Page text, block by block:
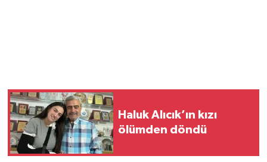
Haluk Alıcık’ın kızı
ölümden döndü